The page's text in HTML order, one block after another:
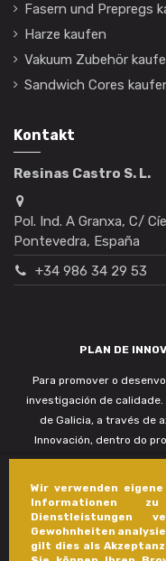
Wir verwenden
Informationen
Dienstleistungen
Gewohnheiten
gilt dies als
Fasern und Prepregs
Harze kaufen
Vakuum Zubehör
Sandwich Cores
Kontakt
Resinas Castro S. L.
Pol. Ind. A Granxa, C/
Pontevedra, España
+34 986 34 29 53
PLAN DE
Para promover o
investigación de calidade.
de Galicia, a través de
Innovación, dentro do